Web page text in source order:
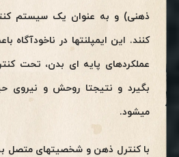
ذهنی) و به عنوان یک سیستم
کنند. این ایمپلنتها در ناخودآگاه
عملکردهای پایه ای بدن، تحت
بگیرد و نتیجتا روحش و نیروی
میشود.
با کنترل ذهن و شخصیتهای متصل